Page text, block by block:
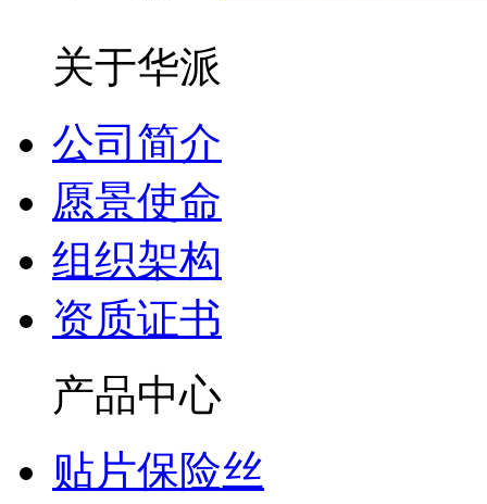
关于华派
公司简介
愿景使命
组织架构
资质证书
产品中心
贴片保险丝